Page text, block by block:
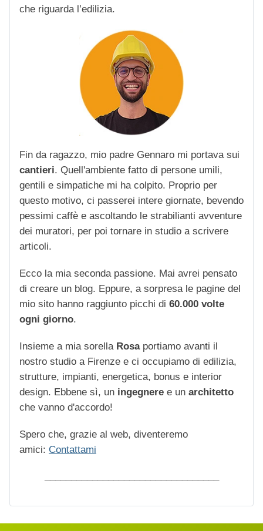
che riguarda l’edilizia.
Fin da ragazzo, mio padre Gennaro mi portava sui
cantieri. Quell'ambiente fatto di persone umili,
gentili e simpatiche mi ha colpito. Proprio per
questo motivo, ci passerei intere giornate, bevendo
pessimi caffè e ascoltando le strabilianti avventure
dei muratori, per poi tornare in studio a scrivere
articoli.
Ecco la mia seconda passione. Mai avrei pensato
di creare un blog. Eppure, a sorpresa le pagine del
mio sito hanno raggiunto picchi di 60.000 volte
ogni giorno.
Insieme a mia sorella Rosaportiamo avanti il
nostro studio a Firenze e ci occupiamo di edilizia,
strutture, impianti, energetica, bonus e interior
design. Ebbene sì, un ingegnere e un architetto
che vanno d'accordo!
Spero che, grazie al web, diventeremo
amici: Contattami